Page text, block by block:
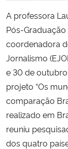
Secretaria-Geral
Secretaria de Governo
Gabinete de
Advocacia-Geral da
Banco Central do
A professora
Pós-Graduação
coordenadora
Jornalismo
e 30 de
projeto “Os
comparação
realizado em
reuniu
dos quatro